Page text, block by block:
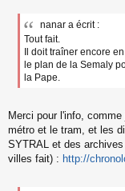
e
n
u
nanar a écrit :
Tout fait.
Il doit traîner encore
le plan de la Semaly
la Pape.
Merci pour l'info,
métro et le tram, et les
SYTRAL et des
villes fait) : http://